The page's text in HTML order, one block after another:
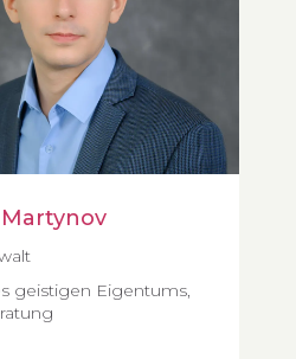
geistigen Eigentums,